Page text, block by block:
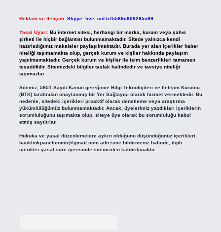
Reklam ve İletişim: Skype: live:.cid.575569c608265c69
Yasal Uyarı: Bu internet sitesi, herhangi bir marka, kurum veya şahıs
şirketi ile hiçbir bağlantısı bulunmamaktadır. Sitede yalnızca kendi
hazırladığımız makaleler paylaşılmaktadır. Burada yer alan içerikler haber
niteliği taşımamakta olup, gerçek kurum ve kişiler hakkında paylaşım
yapılmamaktadır. Gerçek kurum ve kişiler ile isim benzerlikleri tamamen
tesadüfidir. Sitemizdeki bilgiler taslak halindedir ve tavsiye niteliği
taşımazlar.
Sitemiz, 5651 Sayılı Kanun gereğince Bilgi Teknolojileri ve İletişim Kurumu
(BTK) tarafından onaylanmış bir Yer Sağlayıcı olarak hizmet vermektedir. Bu
nedenle, sitedeki içerikleri proaktif olarak denetleme veya araştırma
yükümlülüğümüz bulunmamaktadır. Ancak, üyelerimiz yazdıkları içeriklerin
sorumluluğunu taşımakta olup, siteye üye olarak bu sorumluluğu kabul
etmiş sayılırlar.
Hukuka ve yasal düzenlemelere aykırı olduğunu düşündüğünüz içerikleri,
backlinkpanelicomtr@gmail.comadresine bildirmeniz halinde, ilgili
içerikler yasal süre içerisinde sitemizden kaldırılacaktır.